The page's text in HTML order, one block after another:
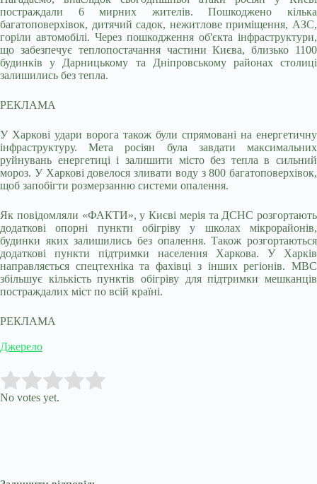
постраждали 6 мирних жителів. Пошкоджено кілька
багатоповерхівок, дитячий садок, нежитлове приміщення, АЗС,
горіли автомобілі. Через пошкодження об'єкта інфраструктури,
що забезпечує теплопостачання частини Києва, близько 1100
будинків у Дарницькому та Дніпровському районах столиці
залишились без тепла.
РЕКЛАМА
У Харкові удари ворога також були спрямовані на енергетичну
інфраструктуру. Мета росіян була завдати максимальних
руйнувань енергетиці і залишити місто без тепла в сильний
мороз. У Харкові довелося зливати воду з 800 багатоповерхівок,
щоб запобігти розмерзанню системи опалення.
Як повідомляли «ФАКТИ», у Києві мерія та ДСНС розгортають
додаткові опорні пункти обігріву у школах мікрорайонів,
будинки яких залишились без опалення. Також розгортаються
додаткові пункти підтримки населення Харкова. У Харків
направляється спецтехніка та фахівці з інших регіонів. МВС
збільшує кількість пунктів обігріву для підтримки мешканців
постраждалих міст по всій країні.
РЕКЛАМА
Джерело
Rate this item:
No votes yet.